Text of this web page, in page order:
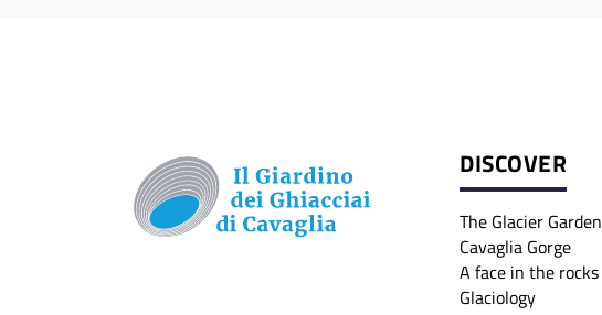
DISCOVER
The Glacier Garden
Cavaglia Gorge
A face in the rocks
Glaciology